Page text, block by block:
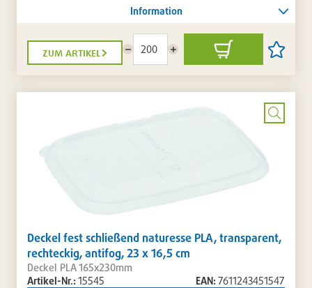
Information
zum artikel
Menge
reduzieren
Menge
erhöhen
In
den
Artikel
/
Bild
Deckel fest schließend naturesse PLA, transparent,
rechteckig, antifog, 23 x 16,5 cm
Deckel PLA 165x230mm
Artikel-Nr.:15545 EAN:7611243451547